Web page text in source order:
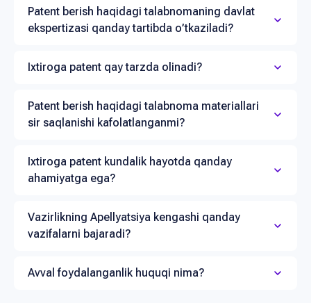
Patent berish haqidagi talabnomaning davlat
ekspertizasi qanday tartibda o’tkaziladi?
Ixtiroga patent qay tarzda olinadi?
Patent berish haqidagi talabnoma materiallari
sir saqlanishi kafolatlanganmi?
Ixtiroga patent kundalik hayotda qanday
ahamiyatga ega?
Vazirlikning Аpellyatsiya kengashi qanday
vazifalarni bajaradi?
Avval foydalanganlik huquqi nima?